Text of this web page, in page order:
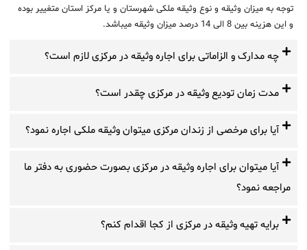
توجه به میزان وثیقه و نوع وثیقه ملکی شهرستان و یا مرکز استان متغییر بوده
و این هزینه بین 8 الی 14 درصد میزان وثیقه میباشد.
چه مدارک و الزاماتی برای اجاره وثیقه در مرکزی لازم است؟
مدت زمان تودیع وثیقه در مرکزی چقدر است؟
آیا برای مرخصی از زندان مرکزی میتوان وثیقه ملکی اجاره نمود؟
آیا میتوان برای اجاره وثیقه در مرکزی بصورت حضوری به دفتر ما
مراجعه نمود؟
برایه تهیه وثیقه در مرکزی از کجا اقدام کنم؟